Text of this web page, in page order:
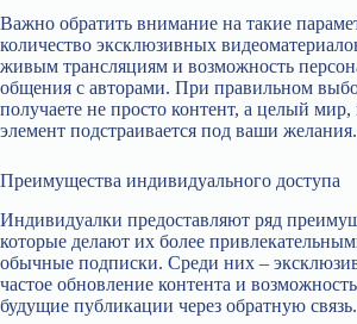
Важно обратить внимание на такие
количество эксклюзивных
живым трансляциям и возможность
общения с авторами. При правильном
получаете не просто контент, а целый
элемент подстраивается под ваши желания.
Преимущества индивидуального доступа
Индивидуалки предоставляют ряд
которые делают их более
обычные подписки. Среди них –
частое обновление контента и
будущие публикации через обратную связь.